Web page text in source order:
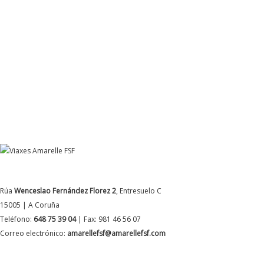
Rúa Wenceslao Fernández Florez 2, Entresuelo C
15005 | A Coruña
Teléfono: 648 75 39 04| Fax: 981 46 56 07
Correo electrónico: amarellefsf@amarellefsf.com